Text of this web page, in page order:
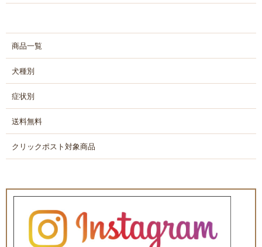
商品一覧
犬種別
症状別
送料無料
クリックポスト対象商品